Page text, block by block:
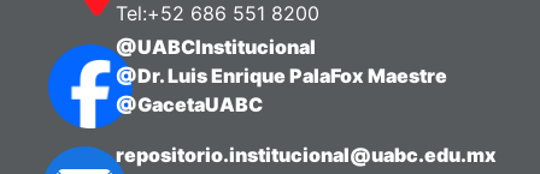
Tel:+52 686 551 8200
@UABCInstitucional
@Dr. Luis Enrique PalaFox Maestre
@GacetaUABC
repositorio.institucional@uabc.edu.mx